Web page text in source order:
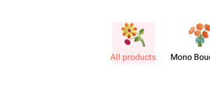
All products Mono